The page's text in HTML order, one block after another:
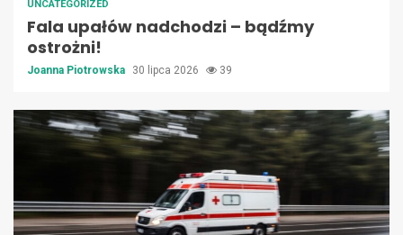
UNCATEGORIZED
Fala upałów nadchodzi – bądźmy
ostrożni!
Joanna Piotrowska 30 lipca 2026 39